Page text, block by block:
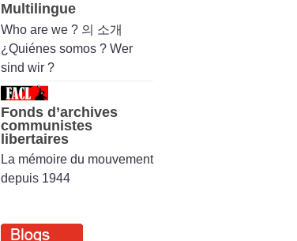
Multilingue
Who are we ? 의 소개
¿Quiénes somos ? Wer
sind wir ?
Fonds d’archives
communistes
libertaires
La mémoire du mouvement
depuis 1944